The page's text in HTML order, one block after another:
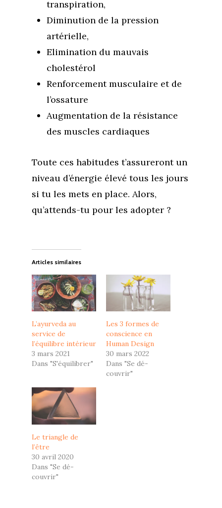
transpiration,
Diminution de la pression
artérielle,
Elimination du mauvais
cholestérol
Renforcement musculaire et de
l’ossature
Augmentation de la résistance
des muscles cardiaques
Toute ces habitudes t’assureront un
niveau d’énergie élevé tous les jours
si tu les mets en place. Alors,
qu’attends-tu pour les adopter ?
Articles similaires
L’ayurveda au
service de
l’équilibre intérieur
3 mars 2021
Dans "S'équilibrer"
Les 3 formes de
conscience en
Human Design
30 mars 2022
Dans "Se dé-
couvrir"
Le triangle de
l’être
30 avril 2020
Dans "Se dé-
couvrir"